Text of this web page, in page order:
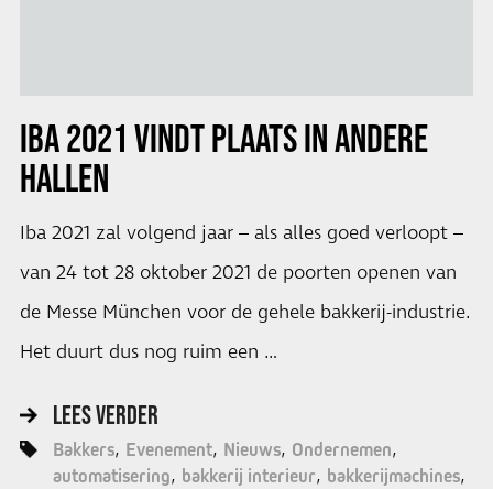
IBA 2021 VINDT PLAATS IN ANDERE
HALLEN
Iba 2021 zal volgend jaar – als alles goed verloopt –
van 24 tot 28 oktober 2021 de poorten openen van
de Messe München voor de gehele bakkerij-industrie.
Het duurt dus nog ruim een …
LEES VERDER
Bakkers Evenement Nieuws Ondernemen
automatisering bakkerij interieur bakkerijmachines